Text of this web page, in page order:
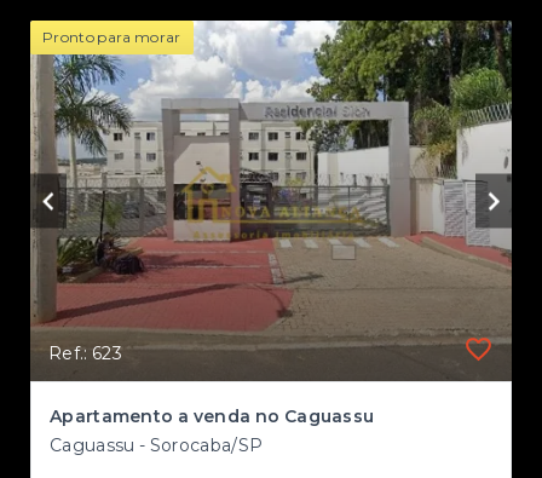
Pronto para morar
Ref.: 623
Apartamento a venda no Caguassu
Caguassu - Sorocaba/SP